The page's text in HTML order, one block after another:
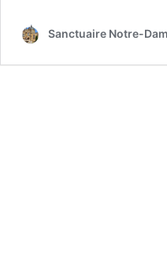
Sanctuaire Notre-